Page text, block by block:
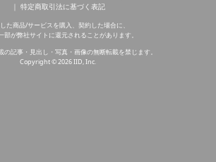
特定商取引法に基づく表記
た商品/サービスを購入、契約した場合に、
部が弊社サイトに還元されることがあります。
の記事・見出し・写真・画像の無断転載を禁じます。
Copyright © 2026 IID, Inc.